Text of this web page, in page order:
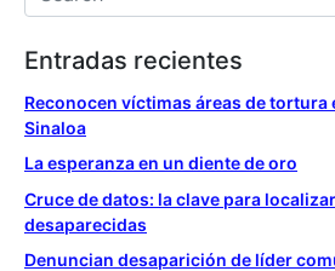
Entradas recientes
Reconocen víctimas áreas de tortura
Sinaloa
La esperanza en un diente de oro
Cruce de datos: la clave para
desaparecidas
Denuncian desaparición de líder